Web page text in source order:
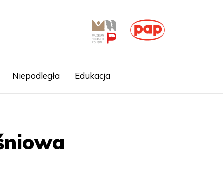
Niepodległa Edukacja